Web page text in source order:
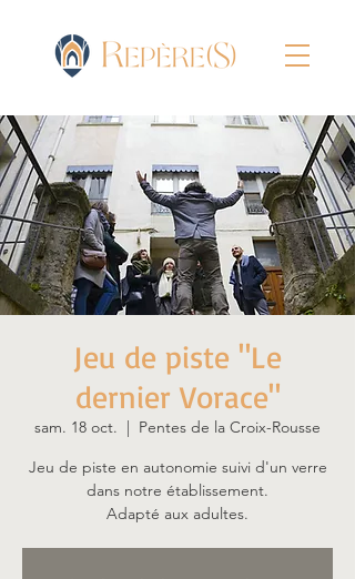
Jeu de piste "Le
dernier Vorace"
sam. 18 oct.
  |
Pentes de la Croix-Rousse
Jeu de piste en autonomie suivi d'un verre
dans notre établissement.
Adapté aux adultes.